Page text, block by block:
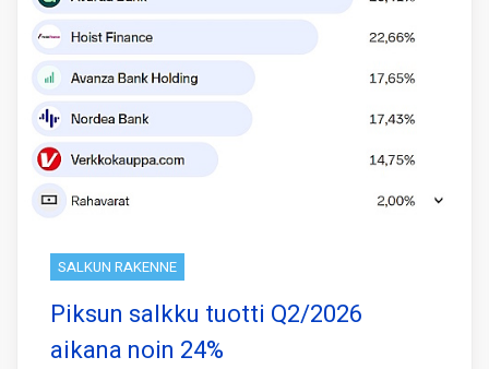
SALKUN RAKENNE
Piksun salkku tuotti Q2/2026
aikana noin 24%